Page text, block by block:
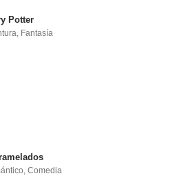
Potter
, Fantasía
,Comedia